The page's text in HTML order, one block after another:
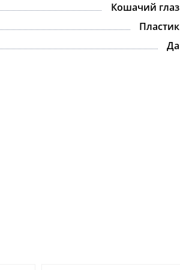
Кошачий глаз
Пластик
Да